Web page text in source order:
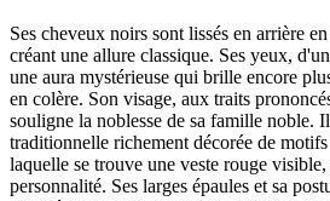
Ses cheveux noirs sont lissés en arrière
créant une allure classique. Ses yeux,
une aura mystérieuse qui brille encore
en colère. Son visage, aux traits
souligne la noblesse de sa famille noble.
traditionnelle richement décorée de
laquelle se trouve une veste rouge
personnalité. Ses larges épaules et sa